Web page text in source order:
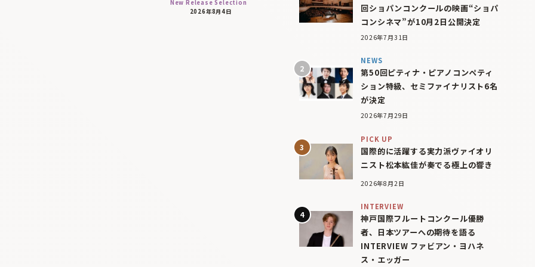
New Release Selection
2026年8月4日
回ショパンコンクールの映画“ショパ
コンシネマ”が10月2日公開決定
2026年7月31日
NEWS
第50回ピティナ・ピアノコンペティ
ション特級、セミファイナリスト6名
が決定
2026年7月29日
PICK UP
国際的に活躍する実力派ヴァイオリ
ニスト松本紘佳が奏でる極上の響き
2026年8月2日
INTERVIEW
神戸国際フルートコンクール優勝
者、日本ツアーへの期待を語る
INTERVIEW ファビアン・ヨハネ
ス・エッガー